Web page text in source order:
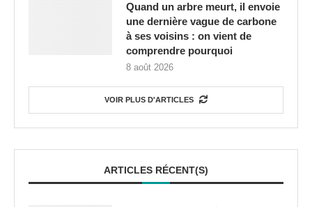
Quand un arbre meurt, il envoie
une dernière vague de carbone
à ses voisins : on vient de
comprendre pourquoi
8 août 2026
VOIR PLUS D'ARTICLES
ARTICLES RÉCENT(S)